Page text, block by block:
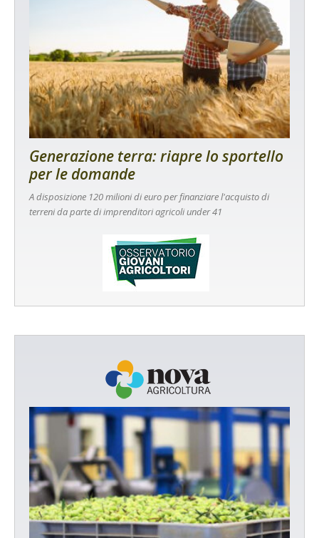
Generazione terra: riapre lo sportello
per le domande
A disposizione 120 milioni di euro per finanziare l'acquisto di
terreni da parte di imprenditori agricoli under 41